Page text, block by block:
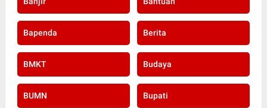
Bapenda Berita
BMKT Budaya
BUMN Bupati